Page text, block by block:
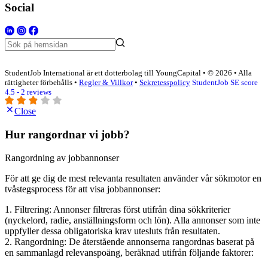
Social
StudentJob International är ett dotterbolag till YoungCapital • © 2026 • Alla
rättigheter förbehålls • Regler & Villkor• Sekretesspolicy StudentJob SE score
4.5 - 2 reviews
Close
Hur rangordnar vi jobb?
Rangordning av jobbannonser
För att ge dig de mest relevanta resultaten använder vår sökmotor en
tvåstegsprocess för att visa jobbannonser:
1. Filtrering: Annonser filtreras först utifrån dina sökkriterier
(nyckelord, radie, anställningsform och lön). Alla annonser som inte
uppfyller dessa obligatoriska krav utesluts från resultaten.
2. Rangordning: De återstående annonserna rangordnas baserat på
en sammanlagd relevanspoäng, beräknad utifrån följande faktorer: